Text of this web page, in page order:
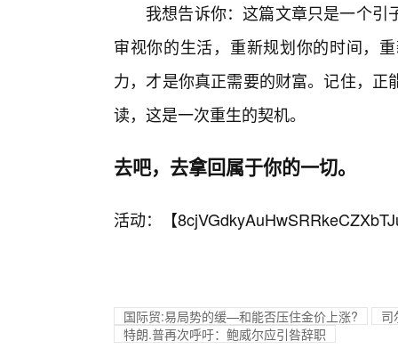
我想告诉你：这篇文章只是一个
审视你的生活，重新规划你的时间，
力，才是你真正需要的财富。记住，
读，这是一次重生的契机。
去吧，去拿回属于你的一切。
活动：【
国际贸:易局势的缓—和能否压住金价上涨?
司
特朗.普再次呼吁：鲍威尔应引咎辞职